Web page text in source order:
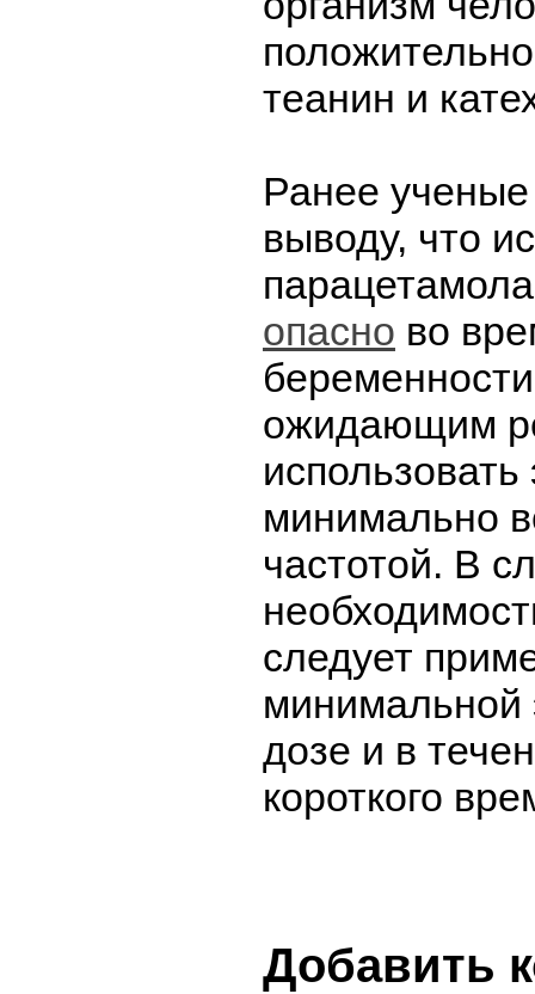
теанин и
Ранее
выводу, что
опасно во
ожидающим
использовать
минимально
частотой. В
следует
дозе и в
короткого
Добавить